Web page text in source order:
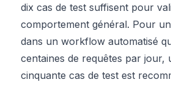
dix cas de test suffisent pour
comportement général. Pour
dans un workflow automatisé
centaines de requêtes par jour,
cinquante cas de test est